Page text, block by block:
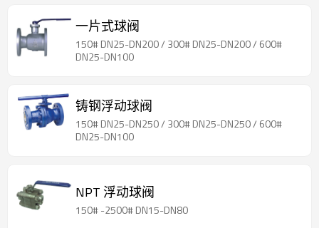
一片式球阀
150# DN25-DN200 / 300# DN25-DN200 / 600#
DN25-DN100
铸钢浮动球阀
150# DN25-DN250 / 300# DN25-DN250 / 600#
DN25-DN100
NPT 浮动球阀
150# -2500# DN15-DN80